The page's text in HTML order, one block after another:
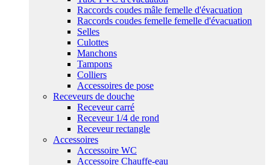
Raccords coudes mâle femelle d'évacuation
Raccords coudes femelle femelle d'évacuation
Selles
Culottes
Manchons
Tampons
Colliers
Accessoires de pose
Receveurs de douche
Receveur carré
Receveur 1/4 de rond
Receveur rectangle
Accessoires
Accessoire WC
Accessoire Chauffe-eau